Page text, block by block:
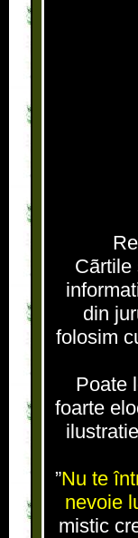
Cãrtile
din
folosim
Poate
foarte
”Nu te
nevoie
mistic